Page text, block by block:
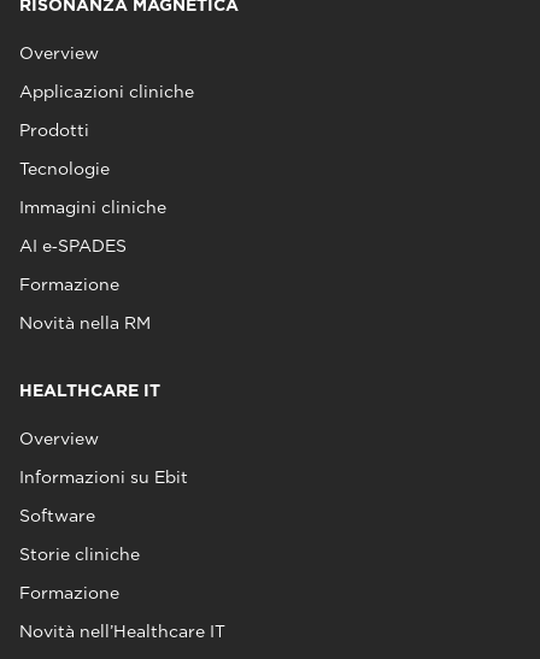
RISONANZA MAGNETICA
Overview
Applicazioni cliniche
Prodotti
Tecnologie
Immagini cliniche
AI e‑SPADES
Formazione
Novità nella RM
HEALTHCARE IT
Overview
Informazioni su Ebit
Software
Storie cliniche
Formazione
Novità nell’Healthcare IT